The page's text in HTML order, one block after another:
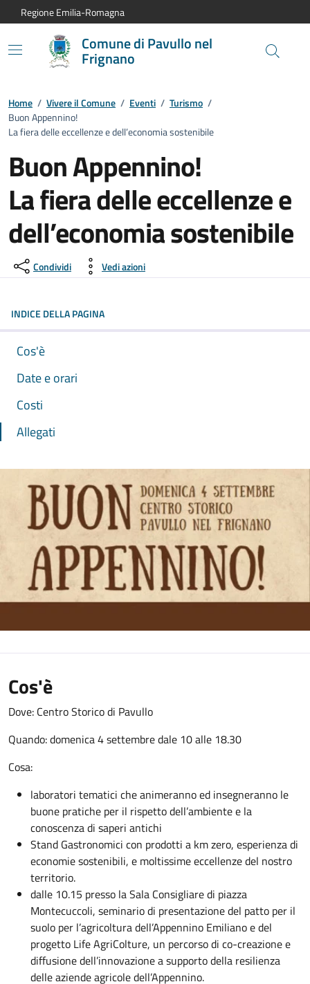
Vai al contenuto principale
Vai alla navigazione del sito
Vai al piede di pagina
Regione Emilia-Romagna
Comune di Pavullo nel
Frignano
Home / Vivere il Comune / Eventi / Turismo /
Buon Appennino!
La fiera delle eccellenze e dell’economia sostenibile
Buon Appennino!
La fiera delle eccellenze e
dell’economia sostenibile
Dettagli dell'evento:
Condividi Vedi azioni
INDICE DELLA PAGINA
Cos'è
Date e orari
Costi
Allegati
Cos'è
Dove: Centro Storico di Pavullo
Quando: domenica 4 settembre dale 10 alle 18.30
Cosa:
laboratori tematici che animeranno ed insegneranno le
buone pratiche per il rispetto dell’ambiente e la
conoscenza di saperi antichi
Stand Gastronomici con prodotti a km zero, esperienza di
economie sostenibili, e moltissime eccellenze del nostro
territorio.
dalle 10.15 presso la Sala Consigliare di piazza
Montecuccoli, seminario di presentazione del patto per il
suolo per l’agricoltura dell’Appennino Emiliano e del
progetto Life AgriColture, un percorso di co-creazione e
diffusione dell’innovazione a supporto della resilienza
delle aziende agricole dell’Appennino.